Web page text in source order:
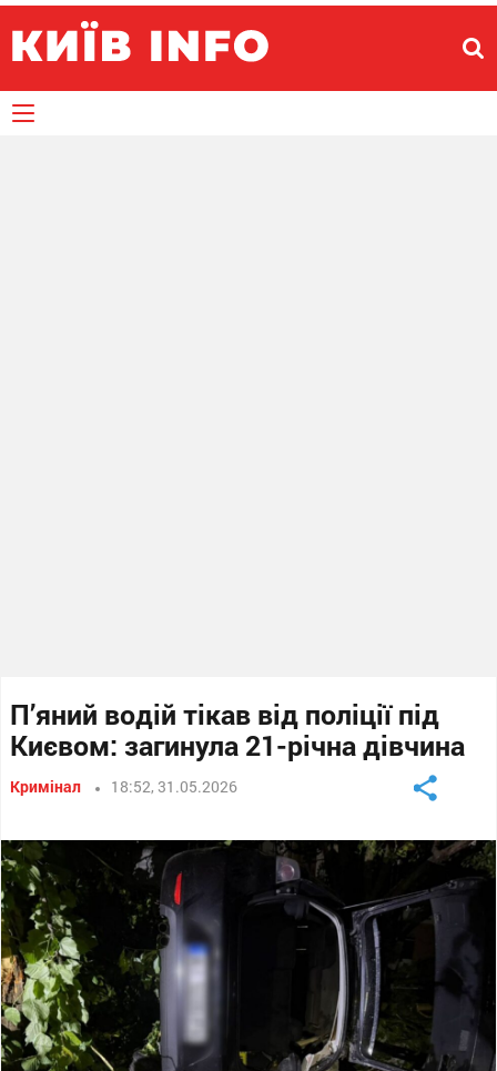
П’яний водій тікав від поліції під
Києвом: загинула 21-річна дівчина
Кримінал 18:52, 31.05.2026